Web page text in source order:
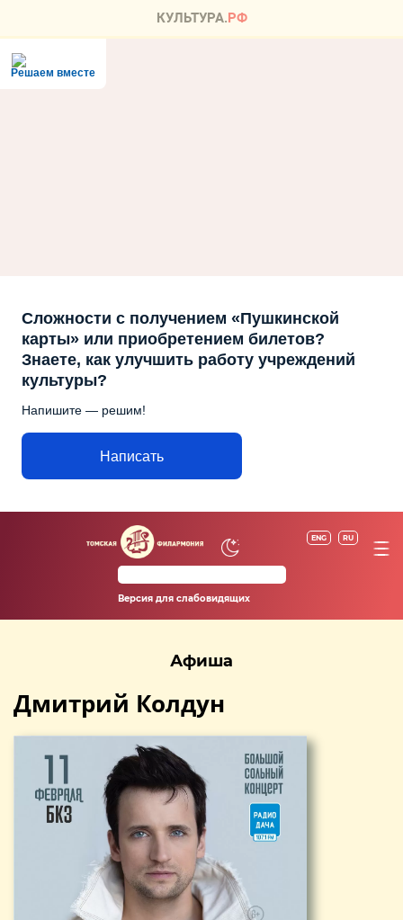
Решаем вместе
Сложности с получением «Пушкинской
карты» или приобретением билетов?
Знаете, как улучшить работу учреждений
культуры?
Напишите — решим!
Написать
ENG RU
Версия для слабовидящих
Афиша
Дмитрий Колдун